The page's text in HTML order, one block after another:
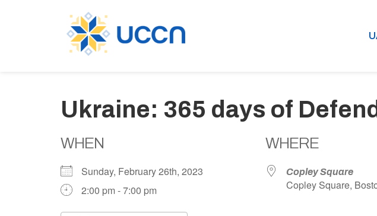
Ukraine: 365 days of
WHEN
Sunday, February 26th, 2023
2:00 pm - 7:00 pm
WHERE
Copley Square
Copley Square,